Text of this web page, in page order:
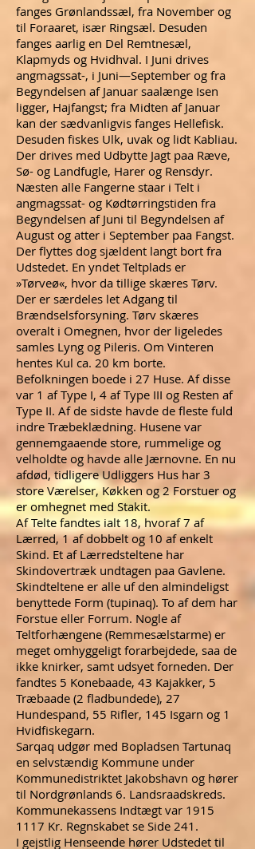
fanges Grønlandssæl, fra November og
til Foraaret, især Ringsæl. Desuden
fanges aarlig en Del Remtnesæl,
Klapmyds og Hvidhval. I Juni drives
angmagssat-, i Juni—September og fra
Begyndelsen af Januar saalænge Isen
ligger, Hajfangst; fra Midten af Januar
kan der sædvanligvis fanges Hellefisk.
Desuden fiskes Ulk, uvak og lidt Kabliau.
Der drives med Udbytte Jagt paa Ræve,
Sø- og Landfugle, Harer og Rensdyr.
Næsten alle Fangerne staar i Telt i
angmagssat- og Kødtørringstiden fra
Begyndelsen af Juni til Begyndelsen af
August og atter i September paa Fangst.
Der flyttes dog sjældent langt bort fra
Udstedet. En yndet Teltplads er
»Tørveø«, hvor da tillige skæres Tørv.
Der er særdeles let Adgang til
Brændselsforsyning. Tørv skæres
overalt i Omegnen, hvor der ligeledes
samles Lyng og Pileris. Om Vinteren
hentes Kul ca. 20 km borte.
Befolkningen boede i 27 Huse. Af disse
var 1 af Type I, 4 af Type III og Resten af
Type II. Af de sidste havde de fleste fuld
indre Træbeklædning. Husene var
gennemgaaende store, rummelige og
velholdte og havde alle Jærnovne. En nu
afdød, tidligere Udliggers Hus har 3
store Værelser, Køkken og 2 Forstuer og
er omhegnet med Stakit.
Af Telte fandtes ialt 18, hvoraf 7 af
Lærred, 1 af dobbelt og 10 af enkelt
Skind. Et af Lærredsteltene har
Skindovertræk undtagen paa Gavlene.
Skindteltene er alle uf den almindeligst
benyttede Form (tupinaq). To af dem har
Forstue eller Forrum. Nogle af
Teltforhængene (Remmesælstarme) er
meget omhyggeligt forarbejdede, saa de
ikke knirker, samt udsyet forneden. Der
fandtes 5 Konebaade, 43 Kajakker, 5
Træbaade (2 fladbundede), 27
Hundespand, 55 Rifler, 145 Isgarn og 1
Hvidfiskegarn.
Sarqaq udgør med Bopladsen Tartunaq
en selvstændig Kommune under
Kommunedistriktet Jakobshavn og hører
til Nordgrønlands 6. Landsraadskreds.
Kommunekassens Indtægt var 1915
1117 Kr. Regnskabet se Side 241.
I gejstlig Henseende hører Udstedet til